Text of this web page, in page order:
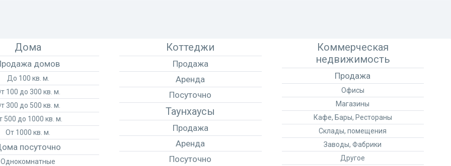
Дома
домов
До 100 кв. м.
100 до 300 кв. м.
300 до 500 кв. м.
500 до 1000 кв. м.
От 1000 кв. м.
посуточно
Однокомнатные
Коттеджи
Продажа
Аренда
Посуточно
Таунхаусы
Продажа
Аренда
Посуточно
Коммерческая
недвижимость
Продажа
Офисы
Магазины
Кафе, Бары, Рестораны
Склады, помещения
Заводы, Фабрики
Другое